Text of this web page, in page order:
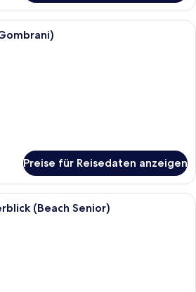
Preise für Reisedaten anzeigen
Ein Schlafzimmer mit Bett,
(Beach Senior)